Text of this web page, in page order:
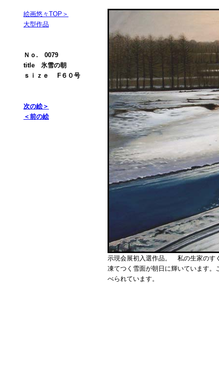
絵画悠々TOP＞
大型作品
Ｎｏ. 0079
title 氷雪の朝
ｓｉｚｅ F６０号
次の絵＞
＜前の絵
示現会展初入選作品。 私の生家のす
凍てつく雪面が朝日に輝いています
べられています。